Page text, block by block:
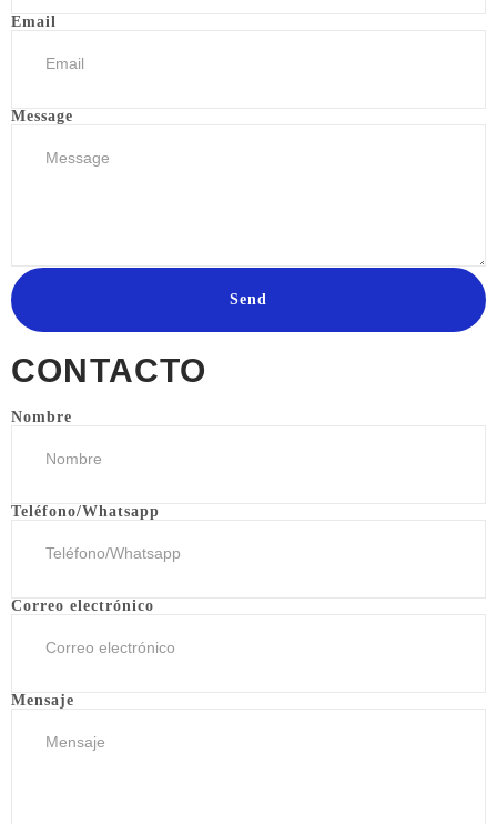
Email
Message
Send
CONTACTO
Nombre
Teléfono/Whatsapp
Correo electrónico
Mensaje